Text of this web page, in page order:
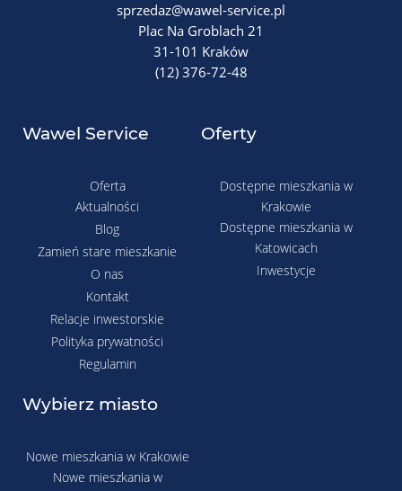
sprzedaz@wawel-service.pl
Plac Na Groblach 21
31-101 Kraków
(12) 376-72-48
Wawel Service
Oferta
Aktualności
Blog
Zamień stare mieszkanie
O nas
Kontakt
Relacje inwestorskie
Polityka prywatności
Regulamin
Oferty
Dostępne mieszkania w
Krakowie
Dostępne mieszkania w
Katowicach
Inwestycje
Wybierz miasto
Nowe mieszkania w Krakowie
Nowe mieszkania w